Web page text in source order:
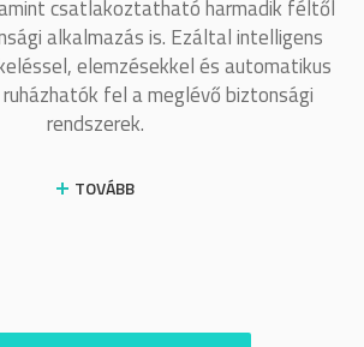
csatlakoztatható harmadik féltől
alkalmazás is. Ezáltal intelligens
elemzésekkel és automatikus
fel a meglévő biztonsági
rendszerek.
TOVÁBB